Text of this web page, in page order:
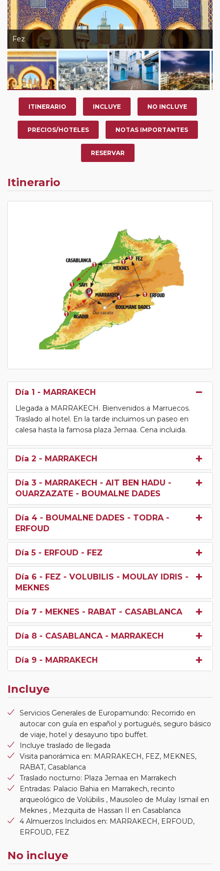
Fez
ITINERARIO INCLUYE NO INCLUYE
PRECIOS/HOTELES NOTAS IMPORTANTES
RESERVAR
Itinerario
Día 1 - MARRAKECH
Llegada a MARRAKECH. Bienvenidos a Marruecos.
Traslado al hotel. En la tarde incluimos un paseo en
calesa hasta la famosa plaza Jemaa. Cena incluida.
Día 2 - MARRAKECH
Día 3 - MARRAKECH - AIT BEN HADU -
OUARZAZATE - BOUMALNE DADES
Día 4 - BOUMALNE DADES - TODRA -
ERFOUD
Día 5 - ERFOUD - FEZ
Día 6 - FEZ - VOLUBILIS - MOULAY IDRIS -
MEKNES
Día 7 - MEKNES - RABAT - CASABLANCA
Día 8 - CASABLANCA - MARRAKECH
Día 9 - MARRAKECH
Incluye
Servicios Generales de Europamundo: Recorrido en
autocar con guía en español y portugués, seguro básico
de viaje, hotel y desayuno tipo buffet.
Incluye traslado de llegada
Visita panorámica en: MARRAKECH, FEZ, MEKNES,
RABAT, Casablanca
Traslado nocturno: Plaza Jemaa en Marrakech
Entradas: Palacio Bahia en Marrakech, recinto
arqueológico de Volúbilis , Mausoleo de Mulay Ismail en
Meknes , Mezquita de Hassan II en Casablanca
4 Almuerzos Incluidos en: MARRAKECH, ERFOUD,
ERFOUD, FEZ
No incluye